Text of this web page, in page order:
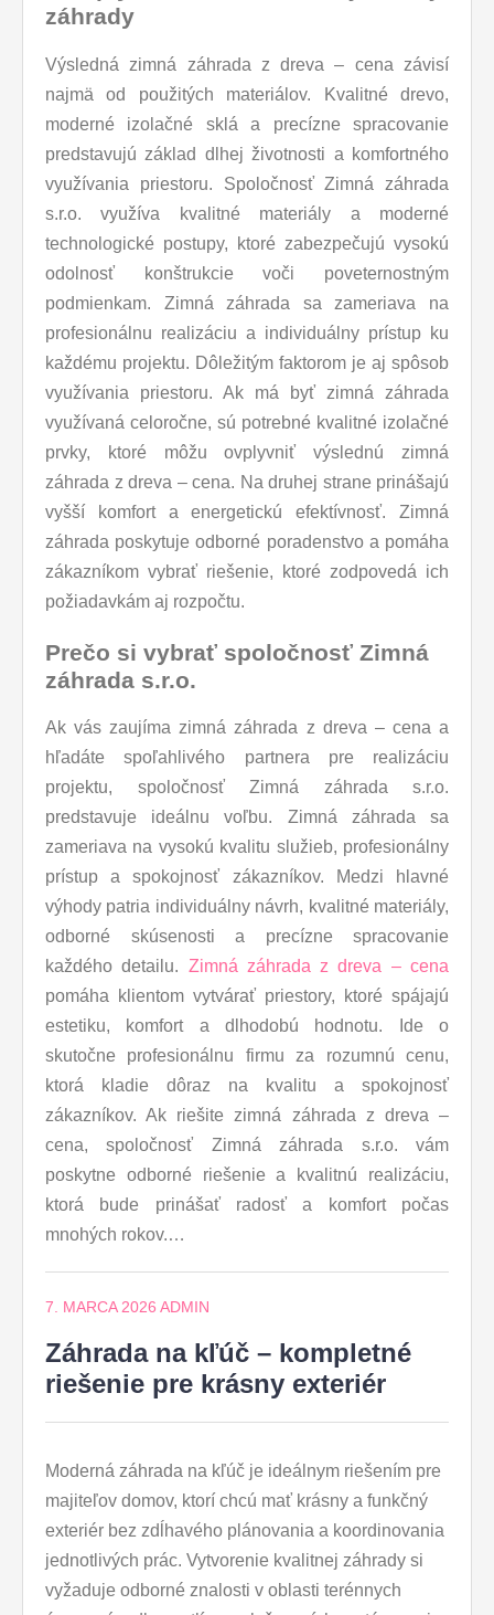
záhrady
Výsledná zimná záhrada z dreva – cena závisí
najmä od použitých materiálov. Kvalitné drevo,
moderné izolačné sklá a precízne spracovanie
predstavujú základ dlhej životnosti a komfortného
využívania priestoru. Spoločnosť Zimná záhrada
s.r.o. využíva kvalitné materiály a moderné
technologické postupy, ktoré zabezpečujú vysokú
odolnosť konštrukcie voči poveternostným
podmienkam. Zimná záhrada sa zameriava na
profesionálnu realizáciu a individuálny prístup ku
každému projektu. Dôležitým faktorom je aj spôsob
využívania priestoru. Ak má byť zimná záhrada
využívaná celoročne, sú potrebné kvalitné izolačné
prvky, ktoré môžu ovplyvniť výslednú zimná
záhrada z dreva – cena. Na druhej strane prinášajú
vyšší komfort a energetickú efektívnosť. Zimná
záhrada poskytuje odborné poradenstvo a pomáha
zákazníkom vybrať riešenie, ktoré zodpovedá ich
požiadavkám aj rozpočtu.
Prečo si vybrať spoločnosť Zimná
záhrada s.r.o.
Ak vás zaujíma zimná záhrada z dreva – cena a
hľadáte spoľahlivého partnera pre realizáciu
projektu, spoločnosť Zimná záhrada s.r.o.
predstavuje ideálnu voľbu. Zimná záhrada sa
zameriava na vysokú kvalitu služieb, profesionálny
prístup a spokojnosť zákazníkov. Medzi hlavné
výhody patria individuálny návrh, kvalitné materiály,
odborné skúsenosti a precízne spracovanie
každého detailu. Zimná záhrada z dreva – cena
pomáha klientom vytvárať priestory, ktoré spájajú
estetiku, komfort a dlhodobú hodnotu. Ide o
skutočne profesionálnu firmu za rozumnú cenu,
ktorá kladie dôraz na kvalitu a spokojnosť
zákazníkov. Ak riešite zimná záhrada z dreva –
cena, spoločnosť Zimná záhrada s.r.o. vám
poskytne odborné riešenie a kvalitnú realizáciu,
ktorá bude prinášať radosť a komfort počas
mnohých rokov.…
7. MARCA 2026 ADMIN
Záhrada na kľúč – kompletné
riešenie pre krásny exteriér
Moderná záhrada na kľúč je ideálnym riešením pre
majiteľov domov, ktorí chcú mať krásny a funkčný
exteriér bez zdĺhavého plánovania a koordinovania
jednotlivých prác. Vytvorenie kvalitnej záhrady si
vyžaduje odborné znalosti v oblasti terénnych